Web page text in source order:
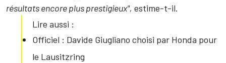
résultats encore plus prestigieux", estime-t-il.
Lire aussi :
Officiel : Davide Giugliano choisi par Honda pour
le Lausitzring